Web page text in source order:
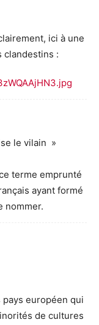
ici à une
clandestins :
le vilain »
terme emprunté
ayant formé
nommer.
européen qui
de cultures